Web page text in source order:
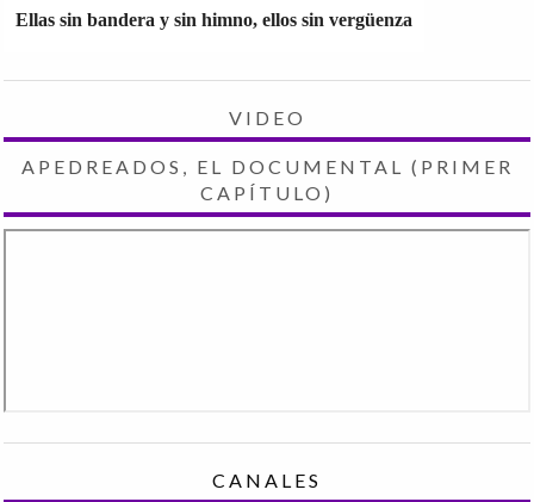
Ellas sin bandera y sin himno, ellos sin vergüenza
VIDEO
APEDREADOS, EL DOCUMENTAL (PRIMER
CAPÍTULO)
CANALES